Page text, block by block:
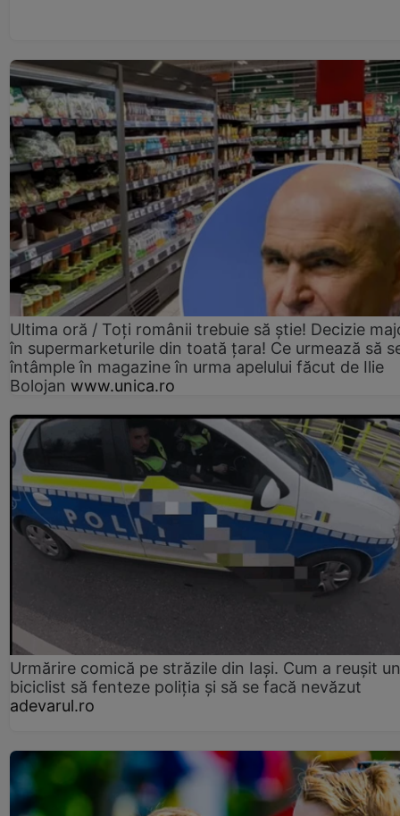
Ultima oră / Toți românii trebuie să știe! Decizie
în supermarketurile din toată țara! Ce urmează să
întâmple în magazine în urma apelului făcut de Ilie
Bolojan www.unica.ro
Urmărire comică pe străzile din Iași. Cum a reușit un
biciclist să fenteze poliția și să se facă nevăzut
adevarul.ro